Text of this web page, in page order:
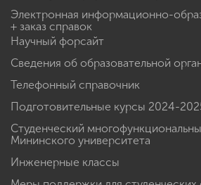
Электронная информационно-
+ заказ справок
Научный форсайт
Сведения об образовательной
Телефонный справочник
Подготовительные курсы 2024-
Студенческий
Мининского университета
Инженерные классы